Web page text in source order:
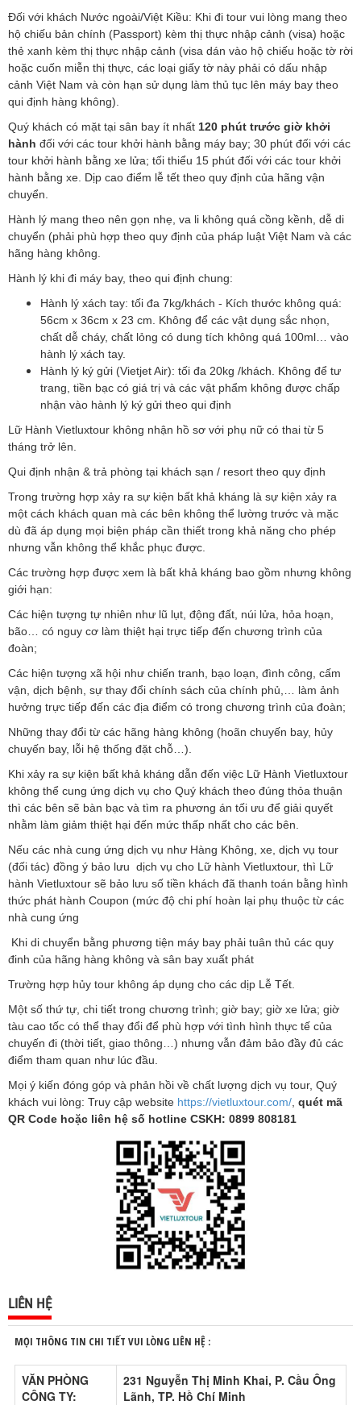
Đối với khách Nước ngoài/Việt Kiều: Khi đi tour vui lòng mang theo
hộ chiếu bản chính (Passport) kèm thị thực nhập cảnh (visa) hoặc
thẻ xanh kèm thị thực nhập cảnh (visa dán vào hộ chiếu hoặc tờ rời
hoặc cuốn miễn thị thực, các loại giấy tờ này phải có dấu nhập
cảnh Việt Nam và còn hạn sử dụng làm thủ tục lên máy bay theo
qui định hàng không).
Quý khách có mặt tại sân bay ít nhất 120 phút trước giờ khởi
hành đối với các tour khởi hành bằng máy bay; 30 phút đối với các
tour khởi hành bằng xe lửa; tối thiểu 15 phút đối với các tour khởi
hành bằng xe. Dịp cao điểm lễ tết theo quy định của hãng vận
chuyển.
Hành lý mang theo nên gọn nhẹ, va li không quá cồng kềnh, dễ di
chuyển (phải phù hợp theo quy định của pháp luật Việt Nam và các
hãng hàng không.
Hành lý khi đi máy bay, theo qui định chung:
Hành lý xách tay: tối đa 7kg/khách - Kích thước không quá:
56cm x 36cm x 23 cm. Không để các vật dụng sắc nhọn,
chất dễ cháy, chất lỏng có dung tích không quá 100ml… vào
hành lý xách tay.
Hành lý ký gửi (Vietjet Air): tối đa 20kg /khách. Không để tư
trang, tiền bạc có giá trị và các vật phẩm không được chấp
nhận vào hành lý ký gửi theo qui định
Lữ Hành Vietluxtour không nhận hồ sơ với phụ nữ có thai từ 5
tháng trở lên.
Qui định nhận & trả phòng tại khách sạn / resort theo quy định
Trong trường hợp xảy ra sự kiện bất khả kháng là sự kiện xảy ra
một cách khách quan mà các bên không thể lường trước và mặc
dù đã áp dụng mọi biện pháp cần thiết trong khả năng cho phép
nhưng vẫn không thể khắc phục được.
Các trường hợp được xem là bất khả kháng bao gồm nhưng không
giới hạn:
Các hiện tượng tự nhiên như lũ lụt, động đất, núi lửa, hỏa hoạn,
bão… có nguy cơ làm thiệt hại trực tiếp đến chương trình của
đoàn;
Các hiện tượng xã hội như chiến tranh, bạo loạn, đình công, cấm
vận, dịch bệnh, sự thay đổi chính sách của chính phủ,… làm ảnh
hưởng trực tiếp đến các địa điểm có trong chương trình của đoàn;
Những thay đổi từ các hãng hàng không (hoãn chuyến bay, hủy
chuyến bay, lỗi hệ thống đặt chỗ…).
Khi xảy ra sự kiện bất khả kháng dẫn đến việc Lữ Hành Vietluxtour
không thể cung ứng dịch vụ cho Quý khách theo đúng thỏa thuận
thì các bên sẽ bàn bạc và tìm ra phương án tối ưu để giải quyết
nhằm làm giảm thiệt hại đến mức thấp nhất cho các bên.
Nếu các nhà cung ứng dịch vụ như Hàng Không, xe, dịch vụ tour
(đối tác) đồng ý bảo lưu dịch vụ cho Lữ hành Vietluxtour, thì Lữ
hành Vietluxtour sẽ bảo lưu số tiền khách đã thanh toán bằng hình
thức phát hành Coupon (mức độ chi phí hoàn lại phụ thuộc từ các
nhà cung ứng
Khi di chuyển bằng phương tiện máy bay phải tuân thủ các quy
đinh của hãng hàng không và sân bay xuất phát
Trường hợp hủy tour không áp dụng cho các dịp Lễ Tết.
Một số thứ tự, chi tiết trong chương trình; giờ bay; giờ xe lửa; giờ
tàu cao tốc có thể thay đổi để phù hợp với tình hình thực tế của
chuyến đi (thời tiết, giao thông…) nhưng vẫn đảm bảo đầy đủ các
điểm tham quan như lúc đầu.
Mọi ý kiến đóng góp và phản hồi về chất lượng dịch vụ tour, Quý
khách vui lòng: Truy cập website https://vietluxtour.com/ quét mã
QR Code hoặc liên hệ số hotline CSKH: 0899 808181
LIÊN HỆ
MỌI THÔNG TIN CHI TIẾT VUI LÒNG LIÊN HỆ :
VĂN PHÒNG
CÔNG TY:
231 Nguyễn Thị Minh Khai, P. Cầu Ông
Lãnh, TP. Hồ Chí Minh